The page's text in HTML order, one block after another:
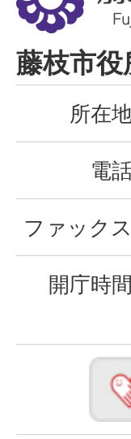
市
Fujieda
City
藤枝市役
所在
電
ファックス
開庁時間